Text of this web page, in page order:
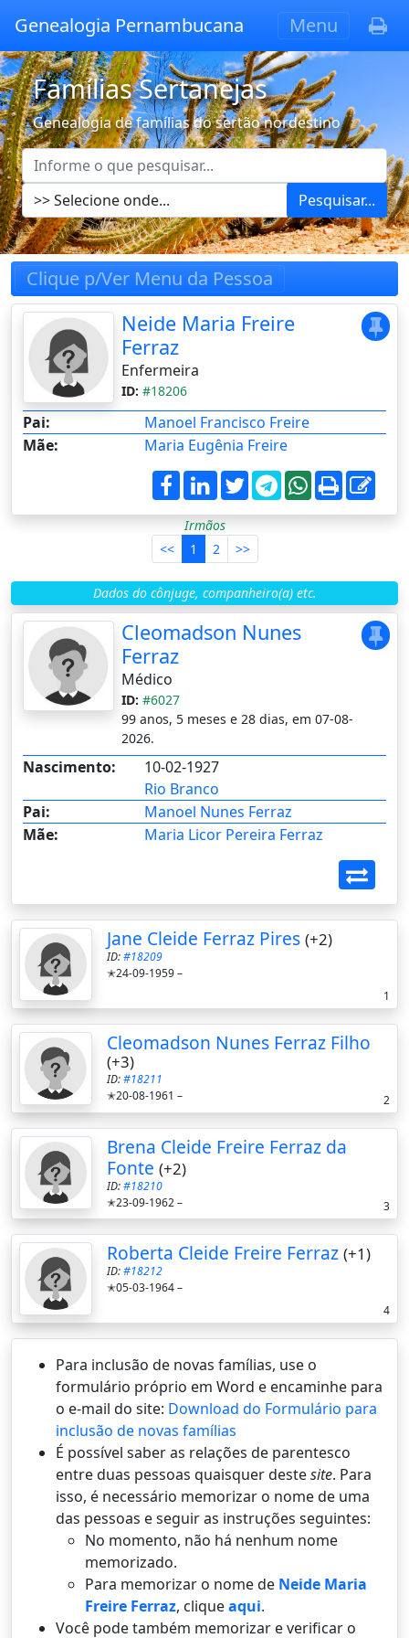
Genealogia Pernambucana Menu
Famílias Sertanejas
Genealogia de famílias do sertão nordestino
Pesquisar...
Clique p/Ver Menu da Pessoa
Neide Maria Freire
Ferraz
Enfermeira
ID: #18206
Pai:
Manoel Francisco Freire
Mãe:
Maria Eugênia Freire
Irmãos
<<
1 2 >>
Dados do cônjuge, companheiro(a) etc.
Cleomadson Nunes
Ferraz
Médico
ID: #6027
99 anos, 5 meses e 28 dias, em 07-08-
2026.
Nascimento:
10-02-1927
Rio Branco
Pai:
Manoel Nunes Ferraz
Mãe:
Maria Licor Pereira Ferraz
Jane Cleide Ferraz Pires (+2)
ID:#18209
✭24-09-1959 –
1
Cleomadson Nunes Ferraz Filho
(+3)
ID:#18211
✭20-08-1961 –
2
Brena Cleide Freire Ferraz da
Fonte (+2)
ID:#18210
✭23-09-1962 –
3
Roberta Cleide Freire Ferraz (+1)
ID:#18212
✭05-03-1964 –
4
Para inclusão de novas famílias, use o
formulário próprio em Word e encaminhe para
o e-mail do site: Download do Formulário para
inclusão de novas famílias
É possí­vel saber as relações de parentesco
entre duas pessoas quaisquer destesite. Para
isso, é necessário memorizar o nome de uma
das pessoas e seguir as instruções seguintes:
No momento, não há nenhum nome
memorizado.
Para memorizar o nome de Neide Maria
Freire Ferraz, cliqueaqui.
Você pode também memorizar e verificar o